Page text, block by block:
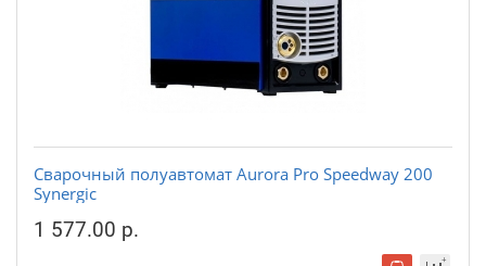
Сварочный полуавтомат Aurora Pro Speedway 200
Synergic
1 577.00 р.